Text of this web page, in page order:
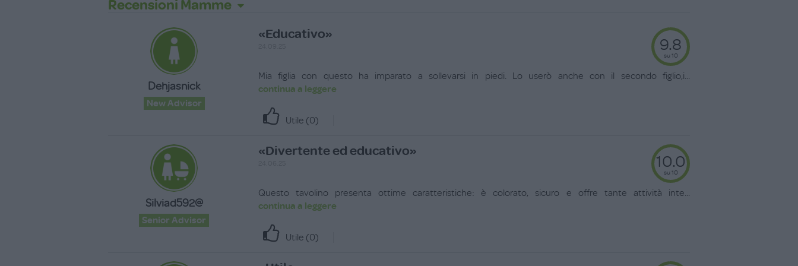
Recensioni Mamme
Dehjasnick
New Advisor
«Educativo»
9.8
su 10
Mia figlia con questo ha imparato a sollevarsi in piedi. Lo userò anche con il secondo figlio,i...
continua a leggere
Utile (0)
Silviad592@
Senior Advisor
«Divertente ed educativo»
10.0
su 10
Questo tavolino presenta ottime caratteristiche: è colorato, sicuro e offre tante attività inte...
continua a leggere
Utile (0)